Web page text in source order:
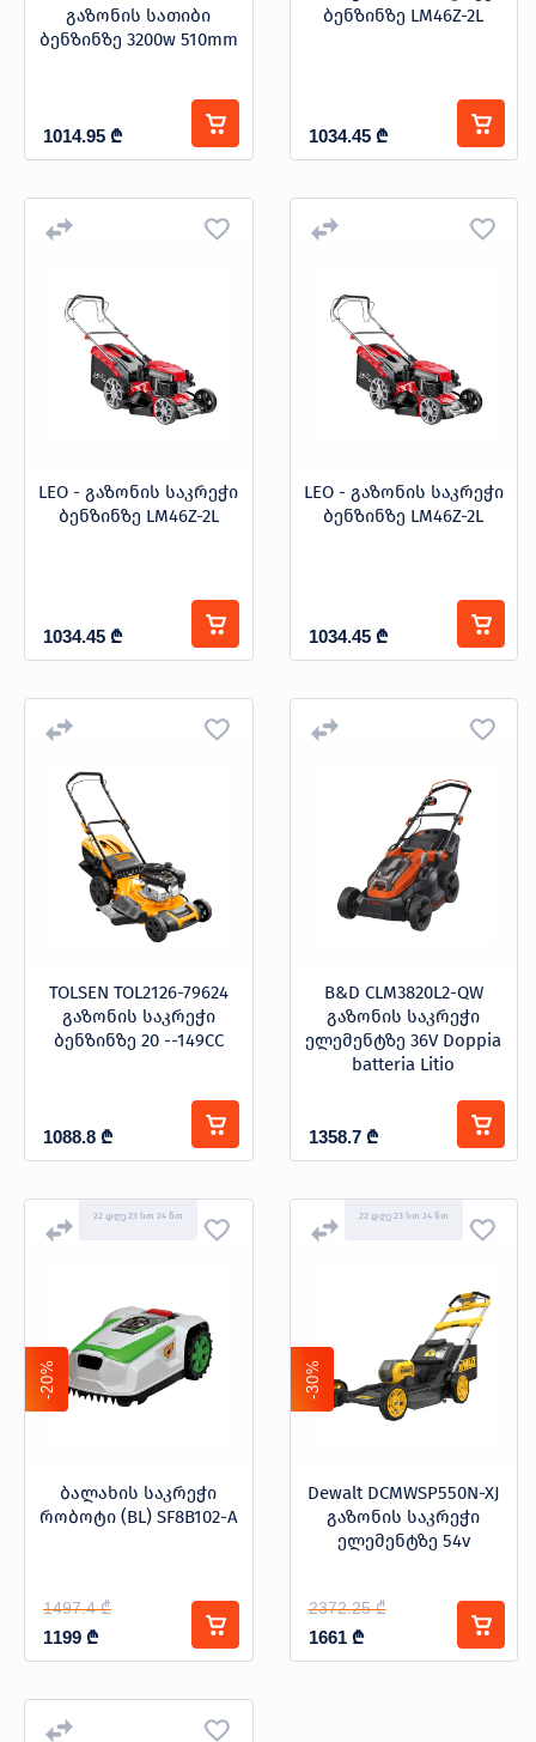
გაზონის სათიბი
ბენზინზე 3200w 510mm
1014.95 ₾
ბენზინზე LM46Z-2L
1034.45 ₾
LEO - გაზონის საკრეჭი
ბენზინზე LM46Z-2L
1034.45 ₾
LEO - გაზონის საკრეჭი
ბენზინზე LM46Z-2L
1034.45 ₾
TOLSEN TOL2126-79624
გაზონის საკრეჭი
ბენზინზე 20 --149CC
1088.8 ₾
B&D CLM3820L2-QW
გაზონის საკრეჭი
ელემენტზე 36V Doppia
batteria Litio
1358.7 ₾
22 დღე 23 სთ 24 წთ
-20%
ბალახის საკრეჭი
რობოტი (BL) SF8B102-A
1497.4 ₾
1199 ₾
22 დღე 23 სთ 24 წთ
-30%
Dewalt DCMWSP550N-XJ
გაზონის საკრეჭი
ელემენტზე 54v
2372.25 ₾
1661 ₾